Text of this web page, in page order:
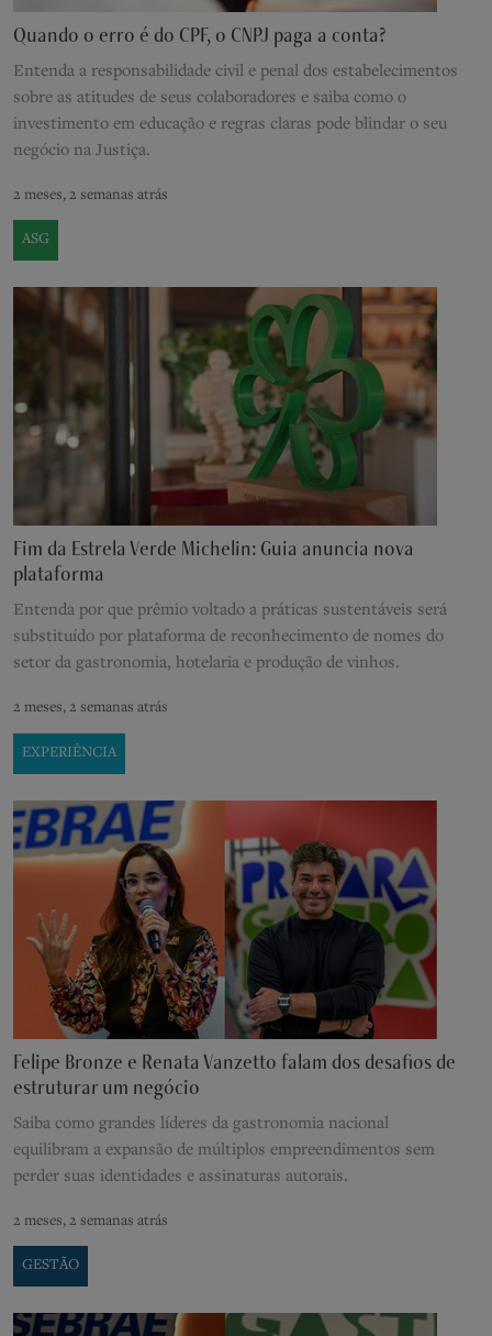
Quando o erro é do CPF, o CNPJ paga a conta?
Entenda a responsabilidade civil e penal dos estabelecimentos
sobre as atitudes de seus colaboradores e saiba como o
investimento em educação e regras claras pode blindar o seu
negócio na Justiça.
2 meses, 2 semanas atrás
ASG
Fim da Estrela Verde Michelin: Guia anuncia nova
plataforma
Entenda por que prêmio voltado a práticas sustentáveis será
substituído por plataforma de reconhecimento de nomes do
setor da gastronomia, hotelaria e produção de vinhos.
2 meses, 2 semanas atrás
EXPERIÊNCIA
Felipe Bronze e Renata Vanzetto falam dos desafios de
estruturar um negócio
Saiba como grandes líderes da gastronomia nacional
equilibram a expansão de múltiplos empreendimentos sem
perder suas identidades e assinaturas autorais.
2 meses, 2 semanas atrás
GESTÃO